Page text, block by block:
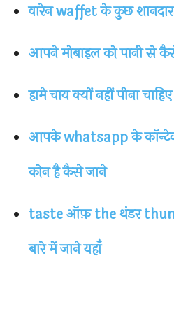
वारेन waffet के कुछ
आपने मोबाइल को पानी से
हामे चाय क्यों नहीं पीना
आपके whatsapp के
कोन है कैसे जाने
taste ऑफ़ the थंडर
बारे में जाने यहाँ